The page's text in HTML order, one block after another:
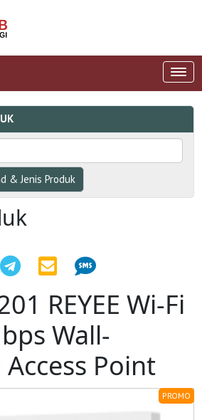
& Jenis Produk
REYEE Wi-Fi
Wall-
Point
PROMO